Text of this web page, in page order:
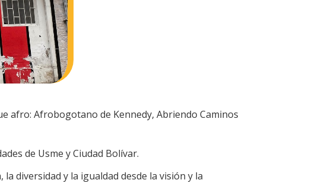
afro: Afrobogotano de Kennedy, Abriendo Caminos
de Usme y Ciudad Bolívar.
diversidad y la igualdad desde la visión y la